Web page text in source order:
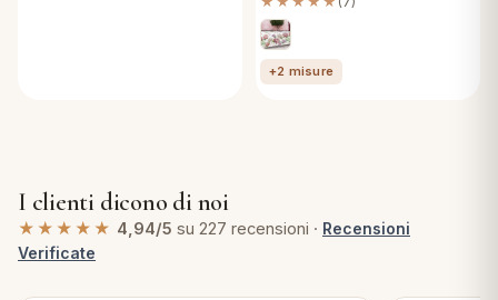
+2 misure
I clienti dicono di noi
★★★★★ 4,94/5 su 227 recensioni · Recensioni
Verificate